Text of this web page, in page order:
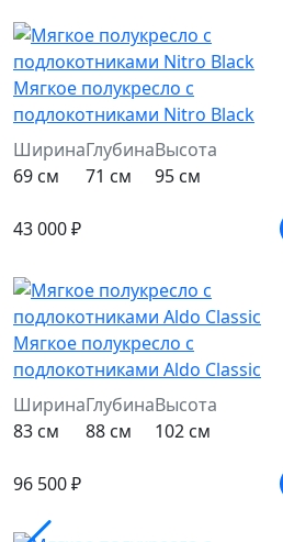
Мягкое полукресло с
подлокотниками Nitro Black
Ширина
69 см
Глубина
71 см
Высота
95 см
43 000 ₽
Мягкое полукресло с
подлокотниками Aldo Classic
Ширина
83 см
Глубина
88 см
Высота
102 см
96 500 ₽